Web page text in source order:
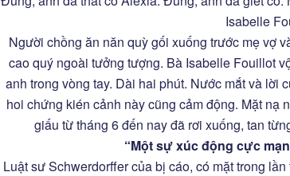
Isabelle
Người chồng ăn năn quỳ gối xuống trước mẹ vợ
cao quý ngoài tưởng tượng. Bà Isabelle Fouillot
anh trong vòng tay. Dài hai phút. Nước mắt và lời
hoi chứng kién cảnh này cũng cảm động. Mặt nạ
giấu từ tháng 6 đến nay đã rơi xuống, tan
“Một sự xúc động cực
Luật sư Schwerdorffer của bị cáo, có mặt trong